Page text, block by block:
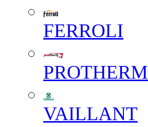
FERROLI
PROTHERM
VAILLANT